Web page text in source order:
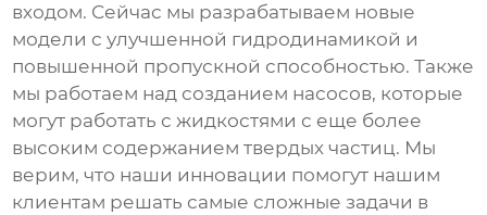
входом. Сейчас мы разрабатываем новые
модели с улучшенной гидродинамикой и
повышенной пропускной способностью. Также
мы работаем над созданием насосов, которые
могут работать с жидкостями с еще более
высоким содержанием твердых частиц. Мы
верим, что наши инновации помогут нашим
клиентам решать самые сложные задачи в